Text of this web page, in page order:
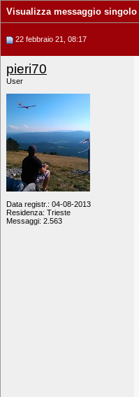
Visualizza messaggio singolo
22 febbraio 21, 08:17
pieri70
User
Data registr.: 04-08-2013
Residenza: Trieste
Messaggi: 2.563